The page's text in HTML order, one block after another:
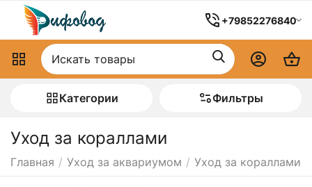
+79852276840
Категории Фильтры
Уход за кораллами
Главная / Уход за аквариумом / Уход за кораллами